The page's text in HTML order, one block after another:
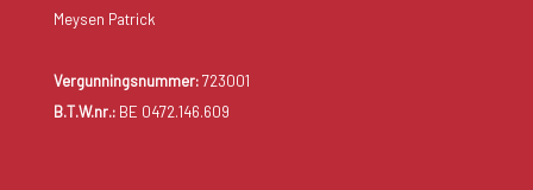
Meysen Patrick
Vergunningsnummer:723001
B.T.W.nr.:BE 0472.146.609